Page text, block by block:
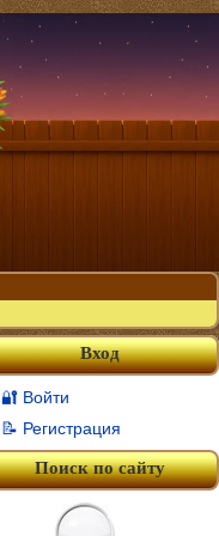
Вход
🔐 Войти
📝 Регистрация
Поиск по сайту